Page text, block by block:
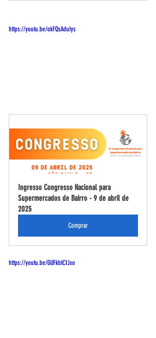
https://youtu.be/okFQsAduIys
Ingresso Congresso Nacional para
Supermercados de Bairro - 9 de abril de
2025
Comprar
https://youtu.be/GUFkbtC1Jxo